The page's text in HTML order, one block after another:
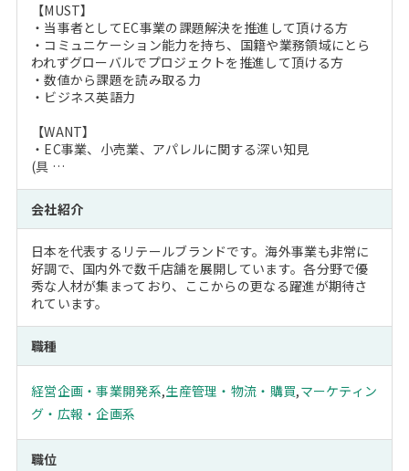
【MUST】
・当事者としてEC事業の課題解決を推進して頂ける方
・コミュニケーション能力を持ち、国籍や業務領域にとら
われずグローバルでプロジェクトを推進して頂ける方
・数値から課題を読み取る力
・ビジネス英語力
【WANT】
・EC事業、小売業、アパレルに関する深い知見
(具 …
会社紹介
日本を代表するリテールブランドです。海外事業も非常に
好調で、国内外で数千店舗を展開しています。各分野で優
秀な人材が集まっており、ここからの更なる躍進が期待さ
れています。
職種
経営企画・事業開発系,生産管理・物流・購買,マーケティン
グ・広報・企画系
職位